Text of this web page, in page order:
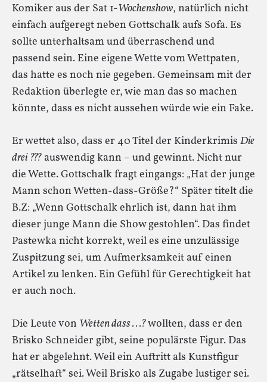
Komiker aus der Sat 1-Wochenshow, natürlich nicht
einfach aufgeregt neben Gottschalk aufs Sofa. Es
sollte unterhaltsam und überraschend und
passend sein. Eine eigene Wette vom Wettpaten,
das hatte es noch nie gegeben. Gemeinsam mit der
Redaktion überlegte er, wie man das so machen
könnte, dass es nicht aussehen würde wie ein Fake.
Er wettet also, dass er 40 Titel der Kinderkrimis Die
drei ??? auswendig kann – und gewinnt. Nicht nur
die Wette. Gottschalk fragt eingangs: „Hat der junge
Mann schon Wetten-dass-Größe?“ Später titelt die
B.Z: „Wenn Gottschalk ehrlich ist, dann hat ihm
dieser junge Mann die Show gestohlen“. Das findet
Pastewka nicht korrekt, weil es eine unzulässige
Zuspitzung sei, um Aufmerksamkeit auf einen
Artikel zu lenken. Ein Gefühl für Gerechtigkeit hat
er auch noch.
Die Leute von Wetten dass . . .?wollten, dass er den
Brisko Schneider gibt, seine populärste Figur. Das
hat er abgelehnt. Weil ein Auftritt als Kunstfigur
„rätselhaft“ sei. Weil Brisko als Zugabe lustiger sei.